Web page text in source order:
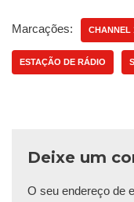
Marcações: CHANNEL
ESTAÇÃO DE RÁDIO
Deixe um
O seu endereço de